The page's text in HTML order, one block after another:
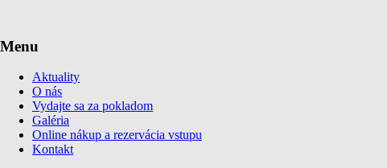
Menu
Aktuality
O nás
Vydajte sa za pokladom
Galéria
Online nákup a rezervácia vstupu
Kontakt